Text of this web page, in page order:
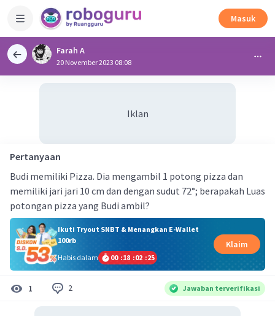
Masuk
Farah A
20 November 2023 08:08
Iklan
Pertanyaan
Budi memiliki Pizza. Dia mengambil 1 potong pizza dan
memiliki jari jari 10 cm dan dengan sudut 72°; berapakah Luas
potongan pizza yang Budi ambil?
Ikuti Tryout SNBT & Menangkan E-Wallet
100rb
Habis dalam
00 :18 :02 :25
Klaim
1 2 Jawaban terverifikasi